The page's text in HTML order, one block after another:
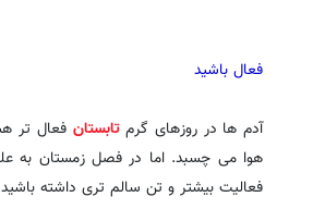
فعال باشید
آدم ها در روزهای گرمتابستان فعال تر
هوا می چسبد. اما در فصل زمستان به
فعالیت بیشتر و تن سالم تری داشته